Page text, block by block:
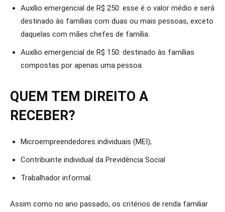
Auxílio emergencial de R$ 250: esse é o valor médio e será
destinado às famílias com duas ou mais pessoas, exceto
daquelas com mães chefes de família.
Auxílio emergencial de R$ 150: destinado às famílias
compostas por apenas uma pessoa.
QUEM TEM DIREITO A
RECEBER?
Microempreendedores individuais (MEI);
Contribuinte individual da Previdência Social
​Trabalhador informal.
Assim como no ano passado, os critérios de renda familiar